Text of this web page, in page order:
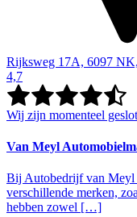
Rijksweg 17A, 6097
4,7
Wij zijn momenteel
Van Meyl
Bij Autobedrijf van Meyl
verschillende merken,
hebben zowel […]